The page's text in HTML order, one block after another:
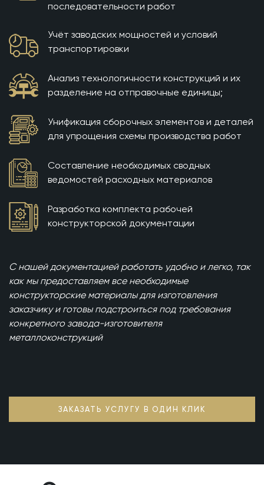
последовательности работ
Учёт заводских мощностей и условий
транспортировки
Анализ технологичности конструкций и их
разделение на отправочные единицы;
Унификация сборочных элементов и деталей
для упрощения схемы производства работ
Составление необходимых сводных
ведомостей расходных материалов
Разработка комплекта рабочей
конструкторской документации
С нашей документацией работать удобно и легко, так
как мы предоставляем все необходимые
конструкторские материалы для изготовления
заказчику и готовы подстроиться под требования
конкретного завода-изготовителя
металлоконструкций
ЗАКАЗАТЬ УСЛУГУ В ОДИН КЛИК